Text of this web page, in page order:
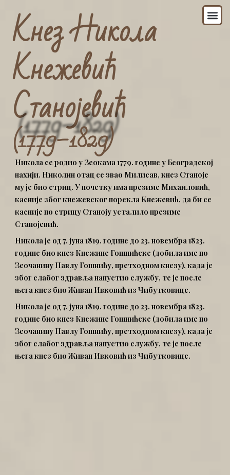
садржајКнез Никола
Кнежевић
Станојевић
(1779–1829)
Никола се родио у Зеокама 1779. године у Београдској
нахији. Николин отац се звао Милисав, кнез Станоје
му је био стриц. У почетку има презиме Михаиловић,
касније због кнежевског порекла Кнежевић, да би се
касније по стрицу Станоју усталило презиме
Станојевић.
Никола је од 7. јуна 1819. године до 23. новембра 1823.
године био кнез Кнежине Гошнићске (добила име по
Зеочанину Павлу Гошнићу, претходном кнезу), када је
због слабог здравља напустио службу, те је после
њега кнез био Живан Ивковић из Чибутковице.
Никола је од 7. јуна 1819. године до 23. новембра 1823.
године био кнез Кнежине Гошнићске (добила име по
Зеочанину Павлу Гошнићу, претходном кнезу), када је
због слабог здравља напустио службу, те је после
њега кнез био Живан Ивковић из Чибутковице.